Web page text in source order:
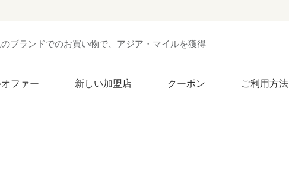
ブランドでのお買い物で、アジア・マイルを獲得
ファー 新しい加盟店 クーポン ご利用方法